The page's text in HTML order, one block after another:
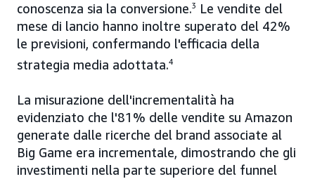
conoscenza sia la conversione.3
Le vendite del
mese di lancio hanno inoltre superato del 42%
le previsioni, confermando l'efficacia della
strategia media adottata.4
La misurazione dell'incrementalità ha
evidenziato che l'81% delle vendite su Amazon
generate dalle ricerche del brand associate al
Big Game era incrementale, dimostrando che gli
investimenti nella parte superiore del funnel